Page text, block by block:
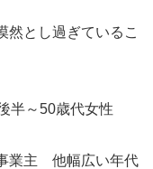
然とし過ぎているこ
半～50歳代女性
業主 他幅広い年代